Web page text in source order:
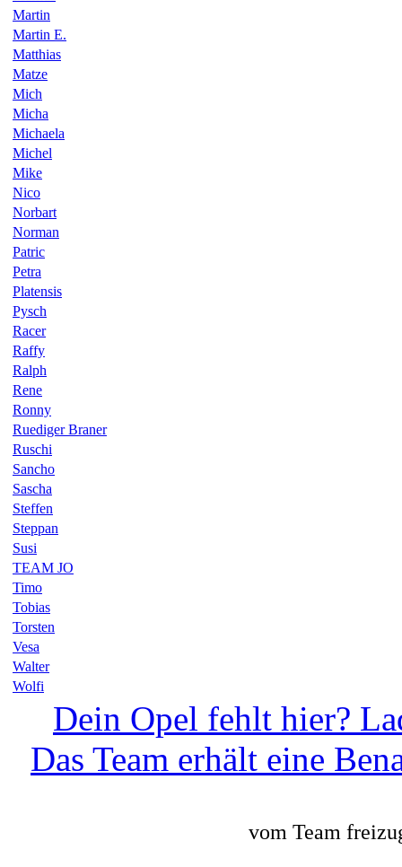
Martin
Martin E.
Matthias
Matze
Mich
Micha
Michaela
Michel
Mike
Nico
Norbart
Norman
Patric
Petra
Platensis
Pysch
Racer
Raffy
Ralph
Rene
Ronny
Ruediger Braner
Ruschi
Sancho
Sascha
Steffen
Steppan
Susi
TEAM JO
Timo
Tobias
Torsten
Vesa
Walter
Wolfi
Dein Opel fehlt hier?
Das Team erhält eine
vom Team